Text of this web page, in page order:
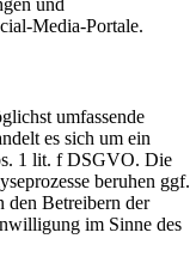
und
Media-Portale.
umfassende
es sich um ein
1 lit. f DSGVO. Die
beruhen ggf.
den Betreibern der
im Sinne des